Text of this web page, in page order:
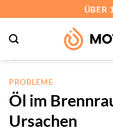
springen
ÜBER
PROBLEME
Öl im
Ursachen